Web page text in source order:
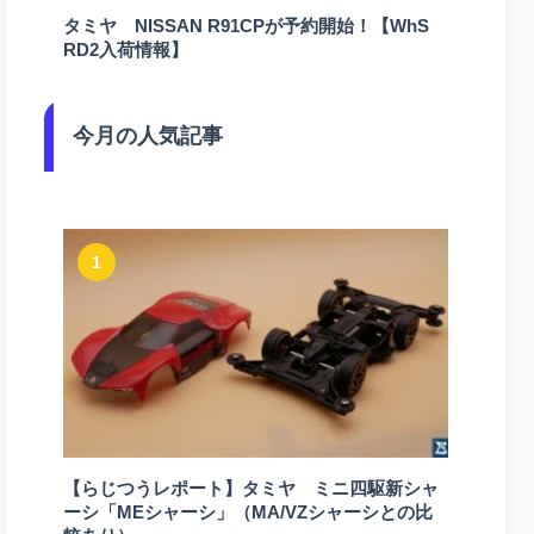
タミヤ NISSAN R91CPが予約開始！【WhS
RD2入荷情報】
今月の人気記事
1
【らじつうレポート】タミヤ ミニ四駆新シャ
ーシ「MEシャーシ」（MA/VZシャーシとの比